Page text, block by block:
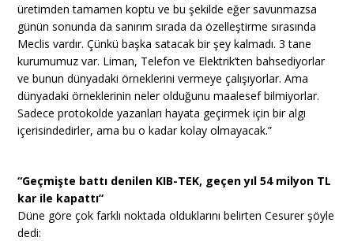
üretimden tamamen koptu ve bu şekilde eğer savunmazsa
günün sonunda da sanırım sırada da özelleştirme sırasında
Meclis vardır. Çünkü başka satacak bir şey kalmadı. 3 tane
kurumumuz var. Liman, Telefon ve Elektrik’ten bahsediyorlar
ve bunun dünyadaki örneklerini vermeye çalışıyorlar. Ama
dünyadaki örneklerinin neler olduğunu maalesef bilmiyorlar.
Sadece protokolde yazanları hayata geçirmek için bir algı
içerisindedirler, ama bu o kadar kolay olmayacak.”
“Geçmişte battı denilen KIB-TEK, geçen yıl 54 milyon TL
kar ile kapattı”
Düne göre çok farklı noktada olduklarını belirten Cesurer şöyle
dedi: